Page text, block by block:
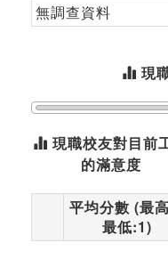
無調查資料
現
現職校友對目前
的滿意度
平均分數 (最
最低:1)